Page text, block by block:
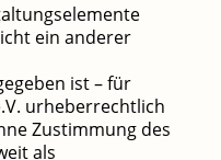
ein anderer
ist – für
urheberrechtlich
Zustimmung des
als